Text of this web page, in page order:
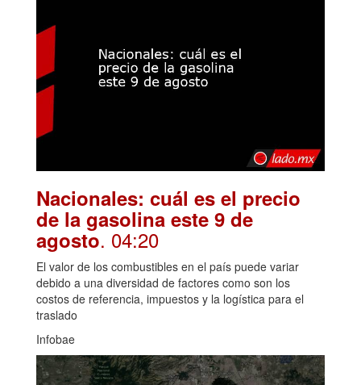
Nacionales: cuál es el precio
de la gasolina este 9 de
agosto. 04:20
El valor de los combustibles en el país puede variar
debido a una diversidad de factores como son los
costos de referencia, impuestos y la logística para el
traslado
Infobae